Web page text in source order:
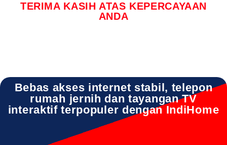
TERIMA KASIH ATAS KEPERCAYAAN
ANDA
Bebas akses internet stabil, telepon
rumah jernih dan tayangan TV
interaktif terpopuler dengan IndiHome